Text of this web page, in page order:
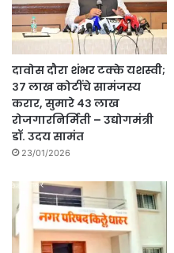
दावोस दौरा शंभर टक्के यशस्वी;
३७ लाख कोटींचे सामंजस्य
करार, सुमारे ४३ लाख
रोजगारनिर्मिती – उद्योगमंत्री
डॉ. उदय सामंत
23/01/2026